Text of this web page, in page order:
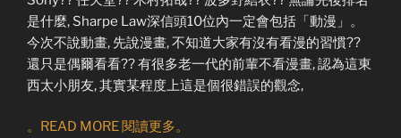
是什麼, Sharpe Law深信頭10位內一定會包括「動漫」。
今次不說動畫, 先說漫畫, 不知道大家有沒有看漫的習慣??
還只是偶爾看看?? 有很多老一代的前輩不看漫畫, 認為這東
西太小朋友, 其實某程度上這是個很錯誤的觀念,
。READ MORE 閱讀更多。